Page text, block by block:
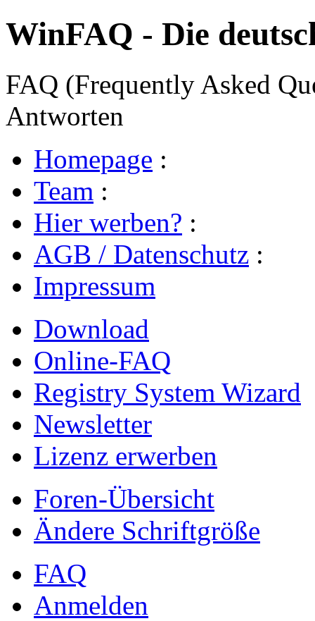
WinFAQ - Die
FAQ (Frequently Asked
Antworten
Homepage :
Team :
Hier werben? :
AGB / Datenschutz :
Impressum
Download
Online-FAQ
Registry System Wizard
Newsletter
Lizenz erwerben
Foren-Übersicht
Ändere Schriftgröße
FAQ
Anmelden